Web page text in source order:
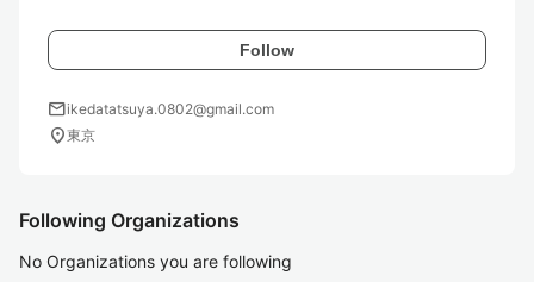
Follow
mailikedatatsuya.0802@gmail.com
location_on東京
Following Organizations
No Organizations you are following